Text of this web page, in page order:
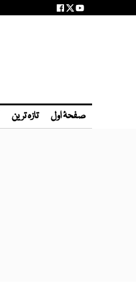
صفحۂ اول تازہ ترین